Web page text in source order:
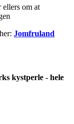
om at
Jomfruland
kystperle - hele